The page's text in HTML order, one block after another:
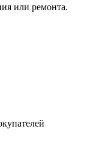
или ремонта.